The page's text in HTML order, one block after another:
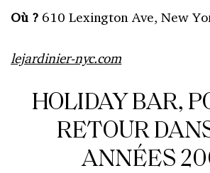
Où ?610 Lexington Ave, New
lejardinier-nyc.com
HOLIDAY BAR,
RETOUR
ANNÉES